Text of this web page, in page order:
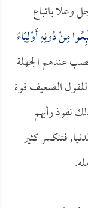
وعلا باتباع
مِنْ دُونِهِ أَوْلِيَاءَ
يتعصب عندهم الجهلة
للقول الضعيف قوة
نفوذ رأيهم
فتنكسر كثير